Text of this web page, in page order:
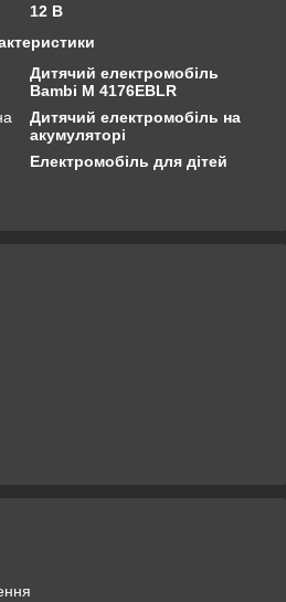
12 В
Дитячий електромобіль
Bambi M 4176EBLR
Дитячий електромобіль на
акумуляторі
Електромобіль для дітей